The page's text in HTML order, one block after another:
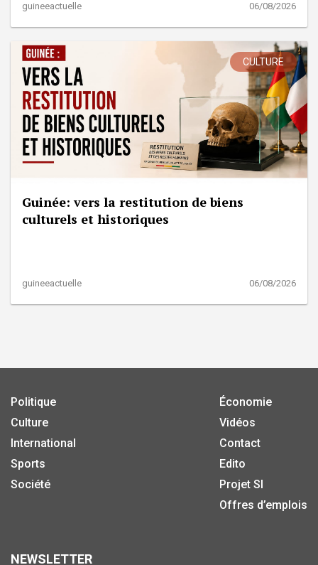
guineeactuelle 06/08/2026
CULTURE
Guinée: vers la restitution de biens
culturels et historiques
guineeactuelle 06/08/2026
Politique
Culture
International
Sports
Société
Économie
Vidéos
Contact
Edito
Projet SI
Offres d’emplois
NEWSLETTER